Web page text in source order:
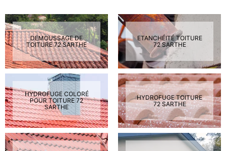
DEMOUSSAGE DE
TOITURE 72 SARTHE
ETANCHÉITÉ TOITURE
72 SARTHE
HYDROFUGE COLORÉ
POUR TOITURE 72
SARTHE
HYDROFUGE TOITURE
72 SARTHE